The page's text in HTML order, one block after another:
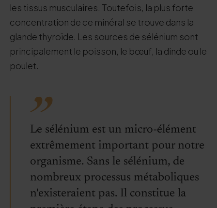
les tissus musculaires. Toutefois, la plus forte
concentration de ce minéral se trouve dans la
glande thyroïde. Les sources de sélénium sont
principalement le poisson, le bœuf, la dinde ou le
poulet.
Le sélénium est un micro-élément
extrêmement important pour notre
organisme. Sans le sélénium, de
nombreux processus métaboliques
n'existeraient pas. Il constitue la